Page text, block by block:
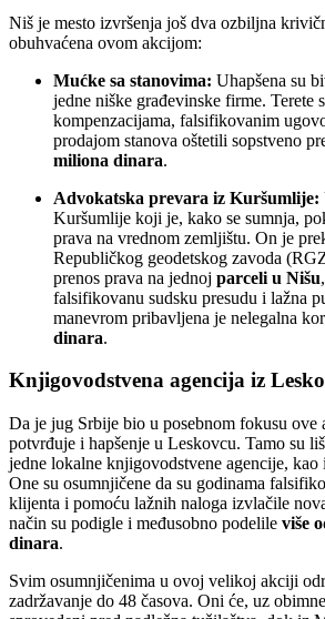
Niš je mesto izvršenja još dva ozbiljna
obuhvaćena ovom akcijom:
Mućke sa stanovima: Uhapšena su
jedne niške građevinske firme. Terete
kompenzacijama, falsifikovanim
prodajom stanova oštetili sopstveno
miliona dinara.
Advokatska prevara iz Kuršumlije:
Kuršumlije koji je, kako se sumnja,
prava na vrednom zemljištu. On je
Republičkog geodetskog zavoda
prenos prava na jednoj parceli u Nišu
falsifikovanu sudsku presudu i lažna
manevrom pribavljena je nelegalna
dinara.
Knjigovodstvena agencija iz
Da je jug Srbije bio u posebnom fokusu ove
potvrđuje i hapšenje u Leskovcu. Tamo su
jedne lokalne knjigovodstvene agencije, kao
One su osumnjičene da su godinama
klijenta i pomoću lažnih naloga izvlačile
način su podigle i međusobno podelile više
dinara.
Svim osumnjičenima u ovoj velikoj akciji
zadržavanje do 48 časova. Oni će, uz